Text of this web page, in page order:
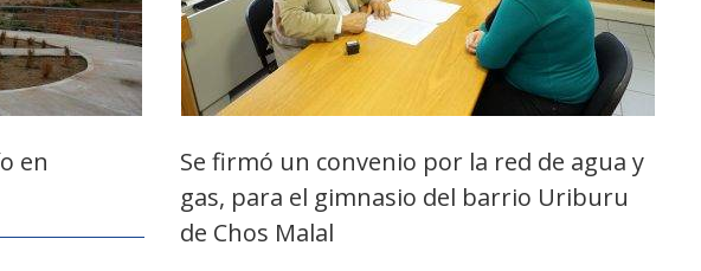
en
Se firmó un convenio por la red de agua y
gas, para el gimnasio del barrio Uriburu
de Chos Malal